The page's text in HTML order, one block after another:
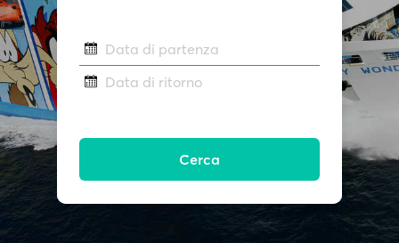
Data di partenza
Data di ritorno
Cerca